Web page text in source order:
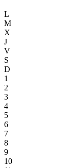
L
M
X
J
V
S
D
1
2
3
4
5
6
7
8
9
10